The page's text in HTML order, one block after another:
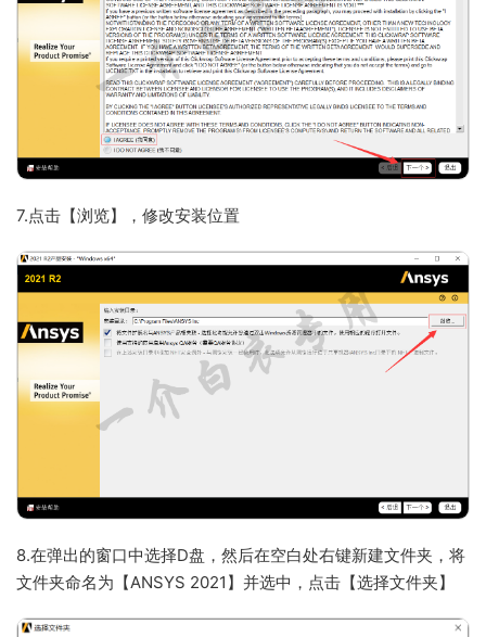
7.点击【浏览】，修改安装位置
8.在弹出的窗口中选择D盘，然后在空白处右键新建文件夹，将
文件夹命名为【ANSYS 2021】并选中，点击【选择文件夹】